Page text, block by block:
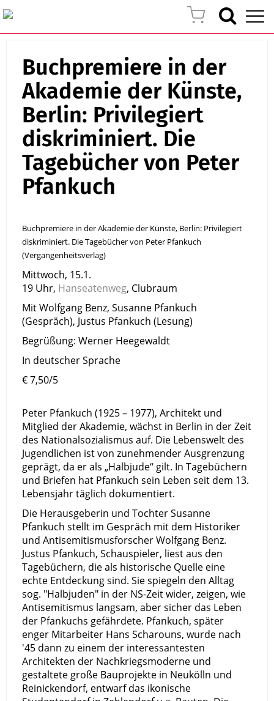
Buchpremiere in der
Akademie der Künste,
Berlin: Privilegiert
diskriminiert. Die
Tagebücher von Peter
Pfankuch
Buchpremiere in der Akademie der Künste, Berlin: Privilegiert
diskriminiert. Die Tagebücher von Peter Pfankuch
(Vergangenheitsverlag)
Mittwoch, 15.1.
19 Uhr, Hanseatenweg, Clubraum
Mit Wolfgang Benz, Susanne Pfankuch
(Gespräch), Justus Pfankuch (Lesung)
Begrüßung: Werner Heegewaldt
In deutscher Sprache
€ 7,50/5
Peter Pfankuch (1925 – 1977), Architekt und
Mitglied der Akademie, wächst in Berlin in der Zeit
des Nationalsozialismus auf. Die Lebenswelt des
Jugendlichen ist von zunehmender Ausgrenzung
geprägt, da er als „Halbjude“ gilt. In Tagebüchern
und Briefen hat Pfankuch sein Leben seit dem 13.
Lebensjahr täglich dokumentiert.
Die Herausgeberin und Tochter Susanne
Pfankuch stellt im Gespräch mit dem Historiker
und Antisemitismusforscher Wolfgang Benz.
Justus Pfankuch, Schauspieler, liest aus den
Tagebüchern, die als historische Quelle eine
echte Entdeckung sind. Sie spiegeln den Alltag
sog. "Halbjuden" in der NS-Zeit wider, zeigen, wie
Antisemitismus langsam, aber sicher das Leben
der Pfankuchs gefährdete. Pfankuch, später
enger Mitarbeiter Hans Scharouns, wurde nach
'45 dann zu einem der interessantesten
Architekten der Nachkriegsmoderne und
gestaltete große Bauprojekte in Neukölln und
Reinickendorf, entwarf das ikonische